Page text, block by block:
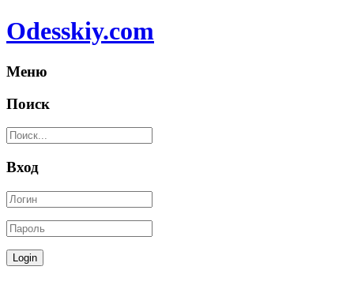
Odesskiy.com
Меню
Поиск
Вход